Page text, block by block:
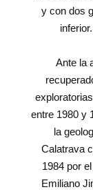
y con dos
Ante la
entre 1980 y
la
Calatrava
1984 por
Emiliano